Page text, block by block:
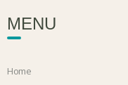
MENU
Home